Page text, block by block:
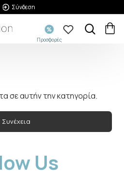
Σύνδεση
Προσφορές
σε αυτήν την κατηγορία.
Συνέχεια
Us